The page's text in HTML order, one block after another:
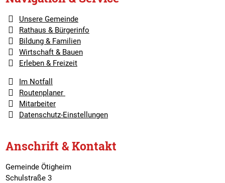
Unsere Gemeinde
Rathaus & Bürgerinfo
Bildung & Familien
Wirtschaft & Bauen
Erleben & Freizeit
Im Notfall
Routenplaner
Mitarbeiter
Datenschutz-Einstellungen
Anschrift & Kontakt
Gemeinde Ötigheim
Schulstraße 3